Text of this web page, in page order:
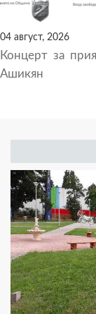
04 август, 2026
Концерт за
Ашикян